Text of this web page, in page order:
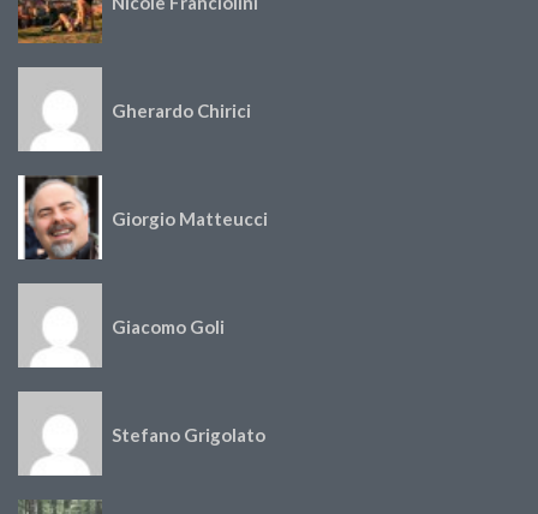
Gherardo Chirici
Giorgio Matteucci
Giacomo Goli
Stefano Grigolato